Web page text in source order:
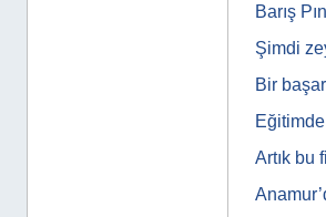
Barış
Şimdi
Bir
Artık bu